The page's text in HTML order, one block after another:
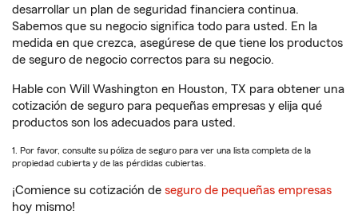
desarrollar un plan de seguridad financiera continua.
Sabemos que su negocio significa todo para usted. En la
medida en que crezca, asegúrese de que tiene los productos
de seguro de negocio correctos para su negocio.
Hable con Will Washington en Houston, TX para obtener una
cotización de seguro para pequeñas empresas y elija qué
productos son los adecuados para usted.
1. Por favor, consulte su póliza de seguro para ver una lista completa de la
propiedad cubierta y de las pérdidas cubiertas.
¡Comience su cotización de seguro de pequeñas empresas
hoy mismo!